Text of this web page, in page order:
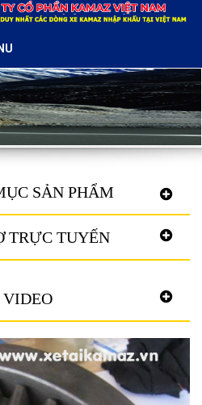
SẢN PHẨM
TRỰC TUYẾN
VIDEO